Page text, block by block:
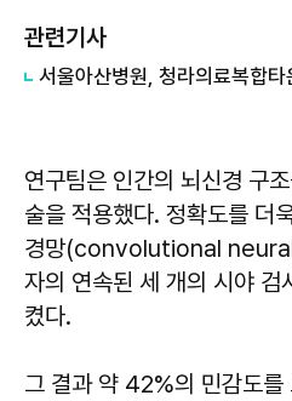
관련기사
연구팀은 인간의 뇌신경 구
술을 적용했다. 정확도를 더
경망(convolutional
자의 연속된 세 개의 시야 검
켰다.
그 결과 약 42%의 민감도